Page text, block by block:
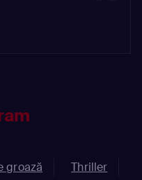
groază
Thriller